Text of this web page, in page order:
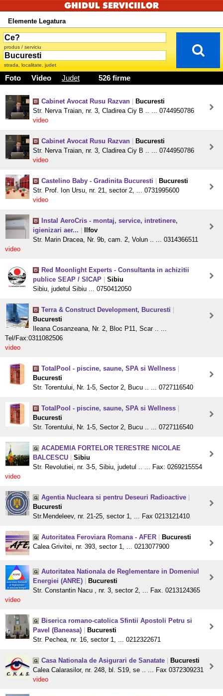
Elemente Legatura
produs / serviciu
strada, localitate, judet
Foto Video Judet 526 firme
Cabinet Avocat Rusu Razvan
Bucuresti
Str. Nerva Traian, nr. 3, Cladirea Ciy B .. ... 0744950786
video
Cabinet Avocat Rusu Razvan
Bucuresti
Str. Nerva Traian, nr. 3, Cladirea Ciy B .. ... 0744950786
video
Castelino Baby - Gradinita Bucuresti
Bucuresti
Str. Prof. Ion Ursu, nr. 21, sector 2, ... 0731995600
video
Instal AeroCris - montaj, service, intretinere,
igienizari aer...
Ilfov
Str. Marin Dracea, Nr. 9b, cam. 2, Volun .. ... 0314366511
video
Red Moonlight Experts - Consultanta in achizitii
publice SEAP / SICAP
Sibiu
Sibiu, judetul Sibiu ... 0750412050
Terra & Construct Development, Bucuresti
Bucuresti
Ileana Cosanzeana, Nr. 2, Bloc P11, Scar .. ...
Tel/Fax:0311082506
video
TotalPool - piscine, saune, SPA si Wellness
Bucuresti
Str. Torentului, Nr. 1-5, Sector 2, Bucu .. ... 0727116540
TotalPool - piscine, saune, SPA si Wellness
Bucuresti
Str. Torentului, Nr. 1-5, Sector 2, Bucu .. ... 0727116540
ACADEMIA FORTELOR TERESTRE NICOLAE
BALCESCU
Sibiu
Str. Revolutiei, nr. 3-5, Sibiu, judetul .. ... Fax: 0269215554
video
Agentia Nucleara si pentru Deseuri Radioactive
Bucuresti
Str.Mendeleev, nr. 21-25, sector 1, ... Fax 0213121410
Autoritatea Feroviara Romana - AFER
Bucuresti
Calea Grivitei, nr. 393, sector 1, ... 0213077900
Autoritatea Nationala de Reglementare in Domeniul
Energiei (ANRE)
Bucuresti
Str. Constantin Nacu , nr. 3, sector 2, ... Fax. 0213124365
video
Biserica romano-catolica Sfintii Apostoli Petru si
Pavel (Baneasa)
Bucuresti
Str. Pechea, nr. 16, sector 1, ... 0212322671
Casa Nationala de Asigurari de Sanatate
Bucuresti
Calea Calarasilor, nr. 248, bl. S19, se .. ... Fax 0372309231
video